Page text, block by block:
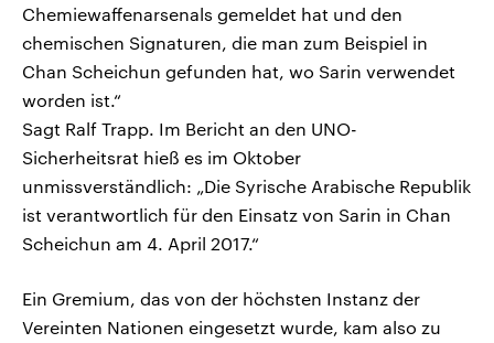
Chemiewaffenarsenals gemeldet hat und den
chemischen Signaturen, die man zum Beispiel in
Chan Scheichun gefunden hat, wo Sarin verwendet
worden ist.“
Sagt Ralf Trapp. Im Bericht an den UNO-
Sicherheitsrat hieß es im Oktober
unmissverständlich: „Die Syrische Arabische Republik
ist verantwortlich für den Einsatz von Sarin in Chan
Scheichun am 4. April 2017.“
Ein Gremium, das von der höchsten Instanz der
Vereinten Nationen eingesetzt wurde, kam also zu